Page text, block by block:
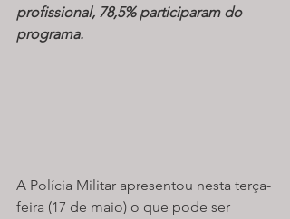
profissional, 78,5% participaram do
programa.
A Polícia Militar apresentou nesta terça-
feira (17 de maio) o que pode ser